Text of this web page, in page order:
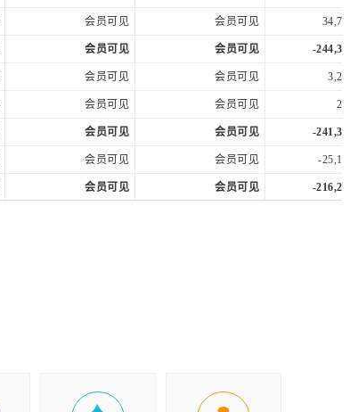
会员可见 会员可见
会员可见 会员可见 -
会员可见 会员可见
会员可见 会员可见
会员可见 会员可见 -
会员可见 会员可见 -
会员可见 会员可见 -
会员可见 会员可见